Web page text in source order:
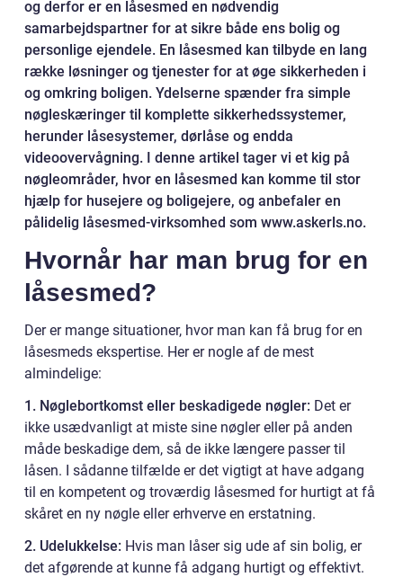
og derfor er en låsesmed en nødvendig
samarbejdspartner for at sikre både ens bolig og
personlige ejendele. En låsesmed kan tilbyde en lang
række løsninger og tjenester for at øge sikkerheden i
og omkring boligen. Ydelserne spænder fra simple
nøgleskæringer til komplette sikkerhedssystemer,
herunder låsesystemer, dørlåse og endda
videoovervågning. I denne artikel tager vi et kig på
nøgleområder, hvor en låsesmed kan komme til stor
hjælp for husejere og boligejere, og anbefaler en
pålidelig låsesmed-virksomhed som www.askerls.no.
Hvornår har man brug for en
låsesmed?
Der er mange situationer, hvor man kan få brug for en
låsesmeds ekspertise. Her er nogle af de mest
almindelige:
1. Nøglebortkomst eller beskadigede nøgler: Det er
ikke usædvanligt at miste sine nøgler eller på anden
måde beskadige dem, så de ikke længere passer til
låsen. I sådanne tilfælde er det vigtigt at have adgang
til en kompetent og troværdig låsesmed for hurtigt at få
skåret en ny nøgle eller erhverve en erstatning.
2. Udelukkelse: Hvis man låser sig ude af sin bolig, er
det afgørende at kunne få adgang hurtigt og effektivt.